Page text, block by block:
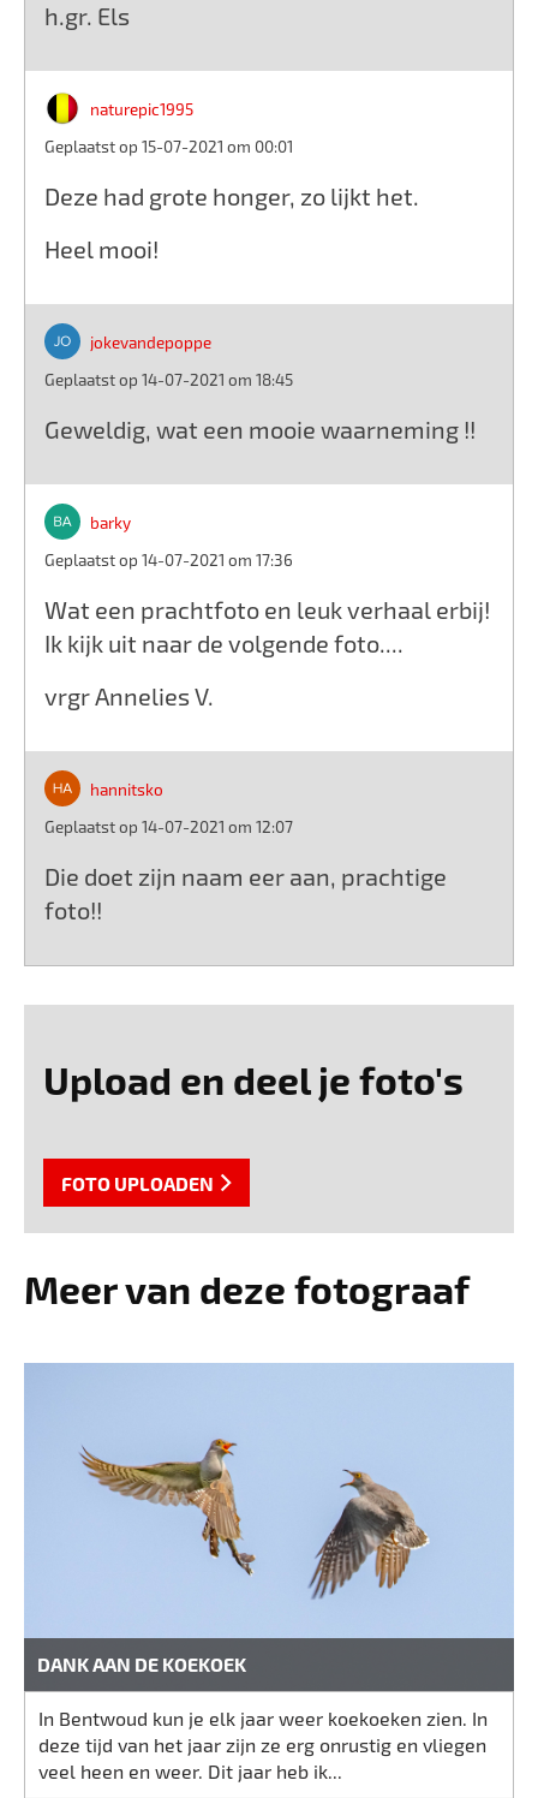
h.gr. Els
naturepic1995
Geplaatst op 15-07-2021 om 00:01
Deze had grote honger, zo lijkt het.
Heel mooi!
jokevandepoppe
Geplaatst op 14-07-2021 om 18:45
Geweldig, wat een mooie waarneming !!
barky
Geplaatst op 14-07-2021 om 17:36
Wat een prachtfoto en leuk verhaal erbij!
Ik kijk uit naar de volgende foto....
vrgr Annelies V.
hannitsko
Geplaatst op 14-07-2021 om 12:07
Die doet zijn naam eer aan, prachtige
foto!!
Upload en deel je foto's
FOTO UPLOADEN
Meer van deze fotograaf
DANK AAN DE KOEKOEK
In Bentwoud kun je elk jaar weer koekoeken zien. In
deze tijd van het jaar zijn ze erg onrustig en vliegen
veel heen en weer. Dit jaar heb ik...